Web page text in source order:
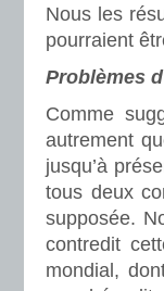
Nous les
pourraient
Problèmes
Comme
autrement
jusqu’à
tous deux
supposée.
contredit
mondial,